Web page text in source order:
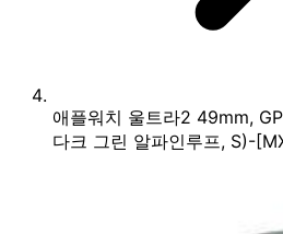
애플워치 울트라2 49mm,
다크 그린 알파인루프, S)-